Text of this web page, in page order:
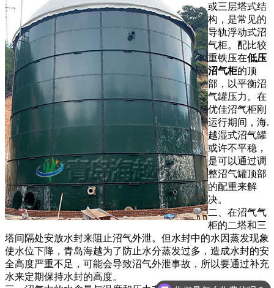
或三层塔式结
构，是常见的
导轨浮动式沼
气柜。配比较
重铁压在低压
沼气柜的顶
部，以平衡沼
气罐压力。在
优佳沼气柜刚
运行期间，海.
越湿式沼气罐
或许不平稳，
是可以通过调
整沼气罐顶部
的配重来解
决。
二、在沼气气
柜的二塔和三
塔间隔处安放水封来阻止沼气外泄。但水封中的水因蒸发现象
使水位下降，青岛海越为了防止水分蒸发过多，造成水封的安
全高度严重不足，可能会导致沼气外泄事故，所以要通过补充
水来定期保持水封的高度。